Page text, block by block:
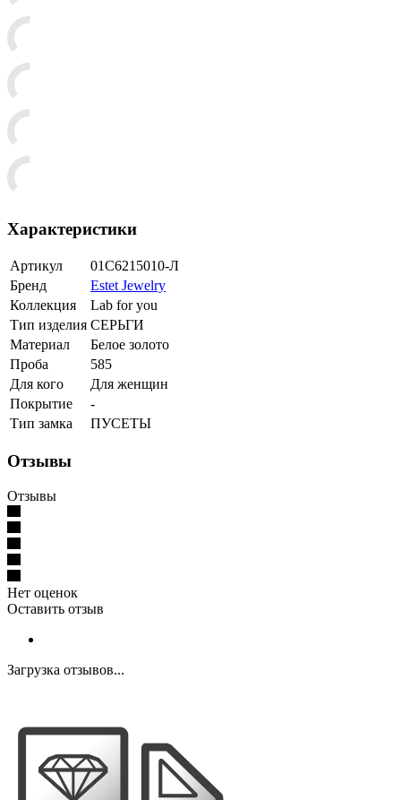
Характеристики
Артикул
01С6215010-Л
Бренд
Estet Jewelry
Коллекция
Lab for you
Тип изделия СЕРЬГИ
Материал
Белое золото
Проба
585
Для кого
Для женщин
Покрытие
-
Тип замка
ПУСЕТЫ
Отзывы
Отзывы
Нет оценок
Оставить отзыв
Загрузка отзывов...